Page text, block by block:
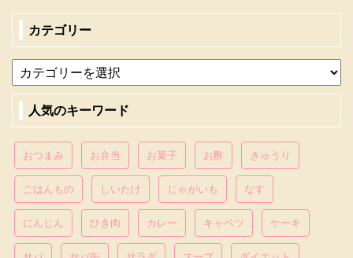
カテゴリー
人気のキーワード
おつまみ お弁当 お菓子 お酢 きゅうり
ごはんもの しいたけ じゃがいも なす
にんじん ひき肉 カレー キャベツ ケーキ